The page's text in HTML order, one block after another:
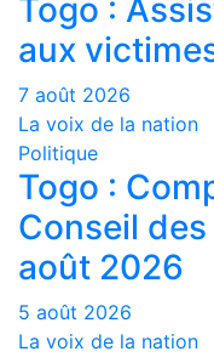
Togo :
aux
7 août 2026
La voix de la nation
Politique
Togo :
Conseil
août 2026
5 août 2026
La voix de la nation